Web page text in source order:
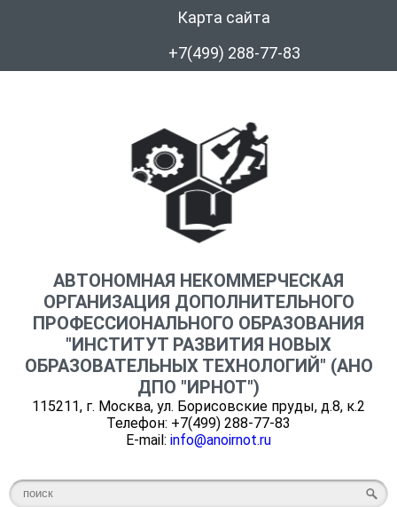
Карта сайта
+7(499) 288-77-83
АВТОНОМНАЯ НЕКОММЕРЧЕСКАЯ
ОРГАНИЗАЦИЯ ДОПОЛНИТЕЛЬНОГО
ПРОФЕССИОНАЛЬНОГО ОБРАЗОВАНИЯ
"ИНСТИТУТ РАЗВИТИЯ НОВЫХ
ОБРАЗОВАТЕЛЬНЫХ ТЕХНОЛОГИЙ" (АНО
ДПО "ИРНОТ")
115211, г. Москва, ул. Борисовские пруды, д.8, к.2
Телефон: +7(499) 288-77-83
E-mail: info@anoirnot.ru